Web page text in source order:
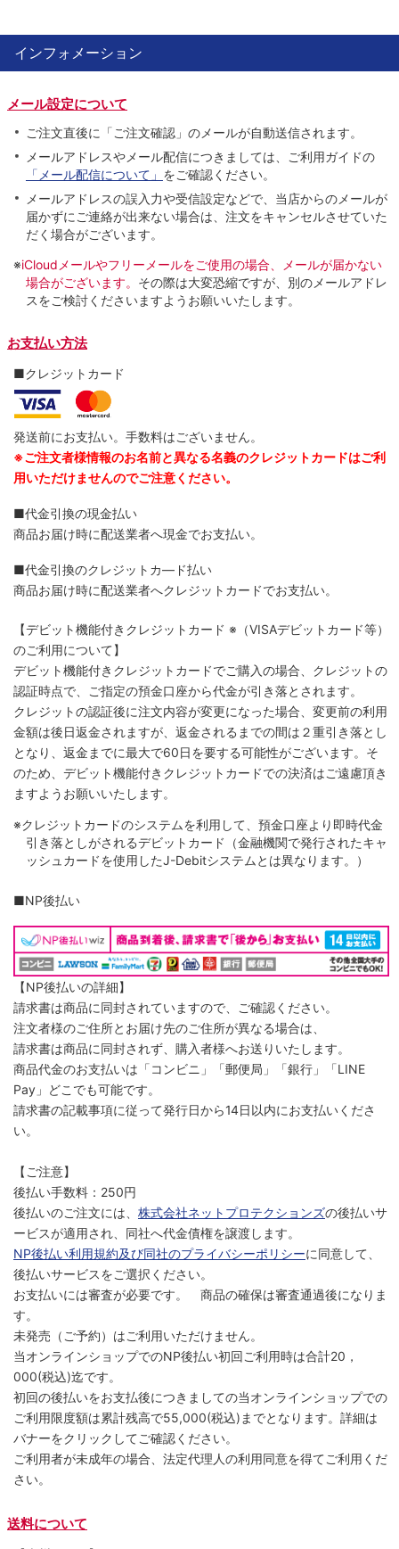
インフォメーション
メール設定について
ご注文直後に「ご注文確認」のメールが自動送信されます。
メールアドレスやメール配信につきましては、ご利用ガイドの
「メール配信について」 をご確認ください。
メールアドレスの誤入力や受信設定などで、当店からのメールが
届かずにご連絡が出来ない場合は、注文をキャンセルさせていた
だく場合がございます。
※iCloudメールやフリーメールをご使用の場合、メールが届かない
場合がございます。 その際は大変恐縮ですが、別のメールアドレ
スをご検討くださいますようお願いいたします。
お支払い方法
■クレジットカード
発送前にお支払い。手数料はございません。
※ご注文者様情報のお名前と異なる名義のクレジットカードはご利
用いただけませんのでご注意ください。
■代金引換の現金払い
商品お届け時に配送業者へ現金でお支払い。
■代金引換のクレジットカ―ド払い
商品お届け時に配送業者へクレジットカードでお支払い。
【デビット機能付きクレジットカード ※（VISAデビットカード等）
のご利用について】
デビット機能付きクレジットカードでご購入の場合、クレジットの
認証時点で、ご指定の預金口座から代金が引き落とされます。
クレジットの認証後に注文内容が変更になった場合、変更前の利用
金額は後日返金されますが、返金されるまでの間は２重引き落とし
となり、返金までに最大で60日を要する可能性がございます。そ
のため、デビット機能付きクレジットカードでの決済はご遠慮頂き
ますようお願いいたします。
※クレジットカードのシステムを利用して、預金口座より即時代金
引き落としがされるデビットカード（金融機関で発行されたキャ
ッシュカードを使用したJ-Debitシステムとは異なります。）
■NP後払い
【NP後払いの詳細】
請求書は商品に同封されていますので、ご確認ください。
注文者様のご住所とお届け先のご住所が異なる場合は、
請求書は商品に同封されず、購入者様へお送りいたします。
商品代金のお支払いは「コンビニ」「郵便局」「銀行」「LINE
Pay」どこでも可能です。
請求書の記載事項に従って発行日から14日以内にお支払いくださ
い。
【ご注意】
後払い手数料：250円
後払いのご注文には、 株式会社ネットプロテクションズの後払いサ
ービスが適用され、同社へ代金債権を譲渡します。
NP後払い利用規約及び同社のプライバシーポリシーに同意して、
後払いサービスをご選択ください。
お支払いには審査が必要です。 商品の確保は審査通過後になりま
す。
未発売（ご予約）はご利用いただけません。
当オンラインショップでのNP後払い初回ご利用時は合計20，
000(税込)迄です。
初回の後払いをお支払後につきましての当オンラインショップでの
ご利用限度額は累計残高で55,000(税込)までとなります。詳細は
バナーをクリックしてご確認ください。
ご利用者が未成年の場合、法定代理人の利用同意を得てご利用くだ
さい。
送料について